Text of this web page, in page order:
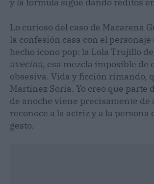
Lo curioso del caso de Macarena
la confesión casa con el personaje
hecho icono pop: la Lola Trujillo de
avecina, esa mezcla imposible de
obsesiva. Vida y ficción rimando,
Martínez Soria. Yo creo que parte
de anoche viene precisamente de
reconoce a la actriz y a la persona
gesto.